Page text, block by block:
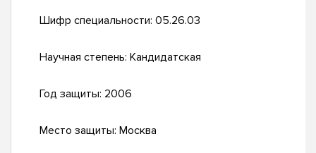
Шифр специальности: 05.26.03
Научная степень: Кандидатская
Год защиты: 2006
Место защиты: Москва